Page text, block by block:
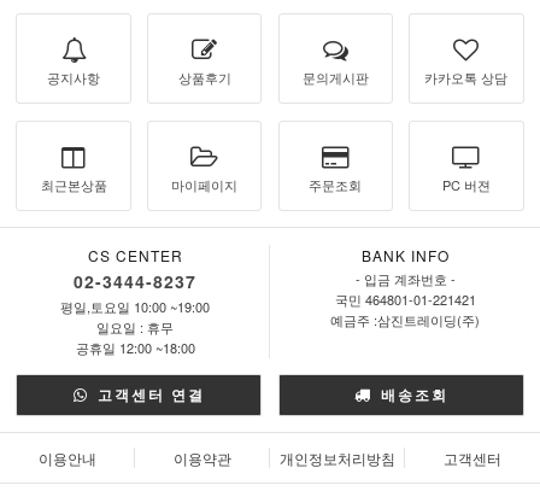
공지사항 상품후기 문의게시판 카카오톡 상담
최근본상품 마이페이지 주문조회 PC 버젼
CS CENTER
02-3444-8237
평일,토요일 10:00 ~19:00
일요일 : 휴무
공휴일 12:00 ~18:00
BANK INFO
- 입금 계좌번호 -
국민 464801-01-221421
예금주 :삼진트레이딩(주)
고객센터 연결 배송조회
이용안내 이용약관 개인정보처리방침 고객센터